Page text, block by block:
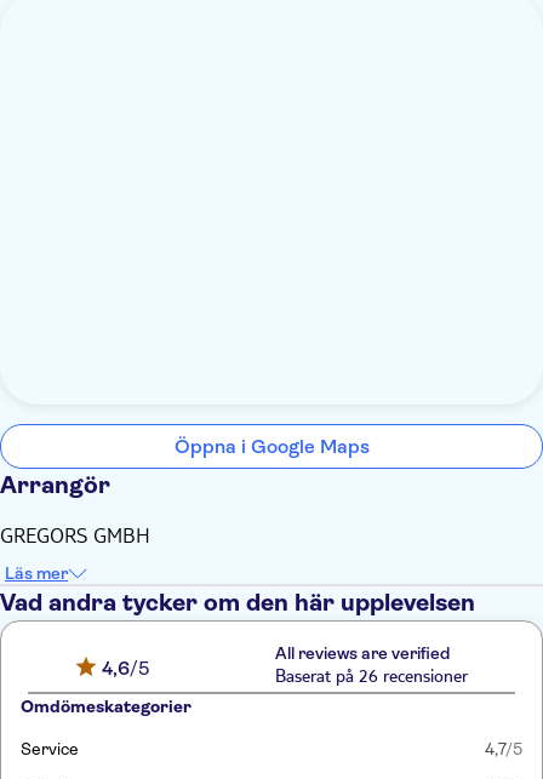
Öppna i Google Maps
Arrangör
GREGORS GMBH
Läs mer
Vad andra tycker om den här upplevelsen
4,6/5
All reviews are verified
Baserat på 26 recensioner
Omdömeskategorier
Service 4,7/5